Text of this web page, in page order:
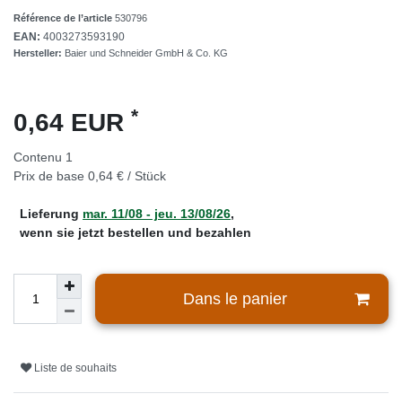
Référence de l’article 530796
EAN: 4003273593190
Hersteller: Baier und Schneider GmbH & Co. KG
0,64 EUR *
Contenu 1
Prix de base 0,64 € / Stück
Lieferung mar. 11/08 - jeu. 13/08/26,
wenn sie jetzt bestellen und bezahlen
Dans le panier
Liste de souhaits